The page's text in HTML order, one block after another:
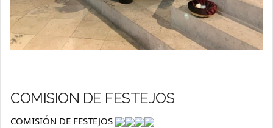
COMISION DE FESTEJOS
COMISIÓN DE FESTEJOS